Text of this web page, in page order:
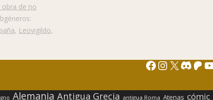
de no
, Leovigildo,
Facebook
Instagram
X
Alemania Antigua Grecia antigua Roma Atenas cómic